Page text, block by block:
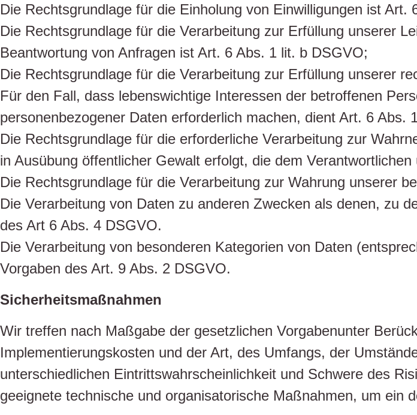
Die Rechtsgrundlage für die Einholung von Einwilligungen ist
Die Rechtsgrundlage für die Verarbeitung zur Erfüllung unserer
Beantwortung von Anfragen ist Art. 6 Abs. 1 lit. b DSGVO;
Die Rechtsgrundlage für die Verarbeitung zur Erfüllung unserer
Für den Fall, dass lebenswichtige Interessen der betroffenen
personenbezogener Daten erforderlich machen, dient Art. 6 Abs.
Die Rechtsgrundlage für die erforderliche Verarbeitung zur
in Ausübung öffentlicher Gewalt erfolgt, die dem
Die Rechtsgrundlage für die Verarbeitung zur Wahrung unserer
Die Verarbeitung von Daten zu anderen Zwecken als denen, zu
des Art 6 Abs. 4 DSGVO.
Die Verarbeitung von besonderen Kategorien von Daten
Vorgaben des Art. 9 Abs. 2 DSGVO.
Sicherheitsmaßnahmen
Wir treffen nach Maßgabe der gesetzlichen Vorgabenunter
Implementierungskosten und der Art, des Umfangs, der
unterschiedlichen Eintrittswahrscheinlichkeit und Schwere des
geeignete technische und organisatorische Maßnahmen, um ein